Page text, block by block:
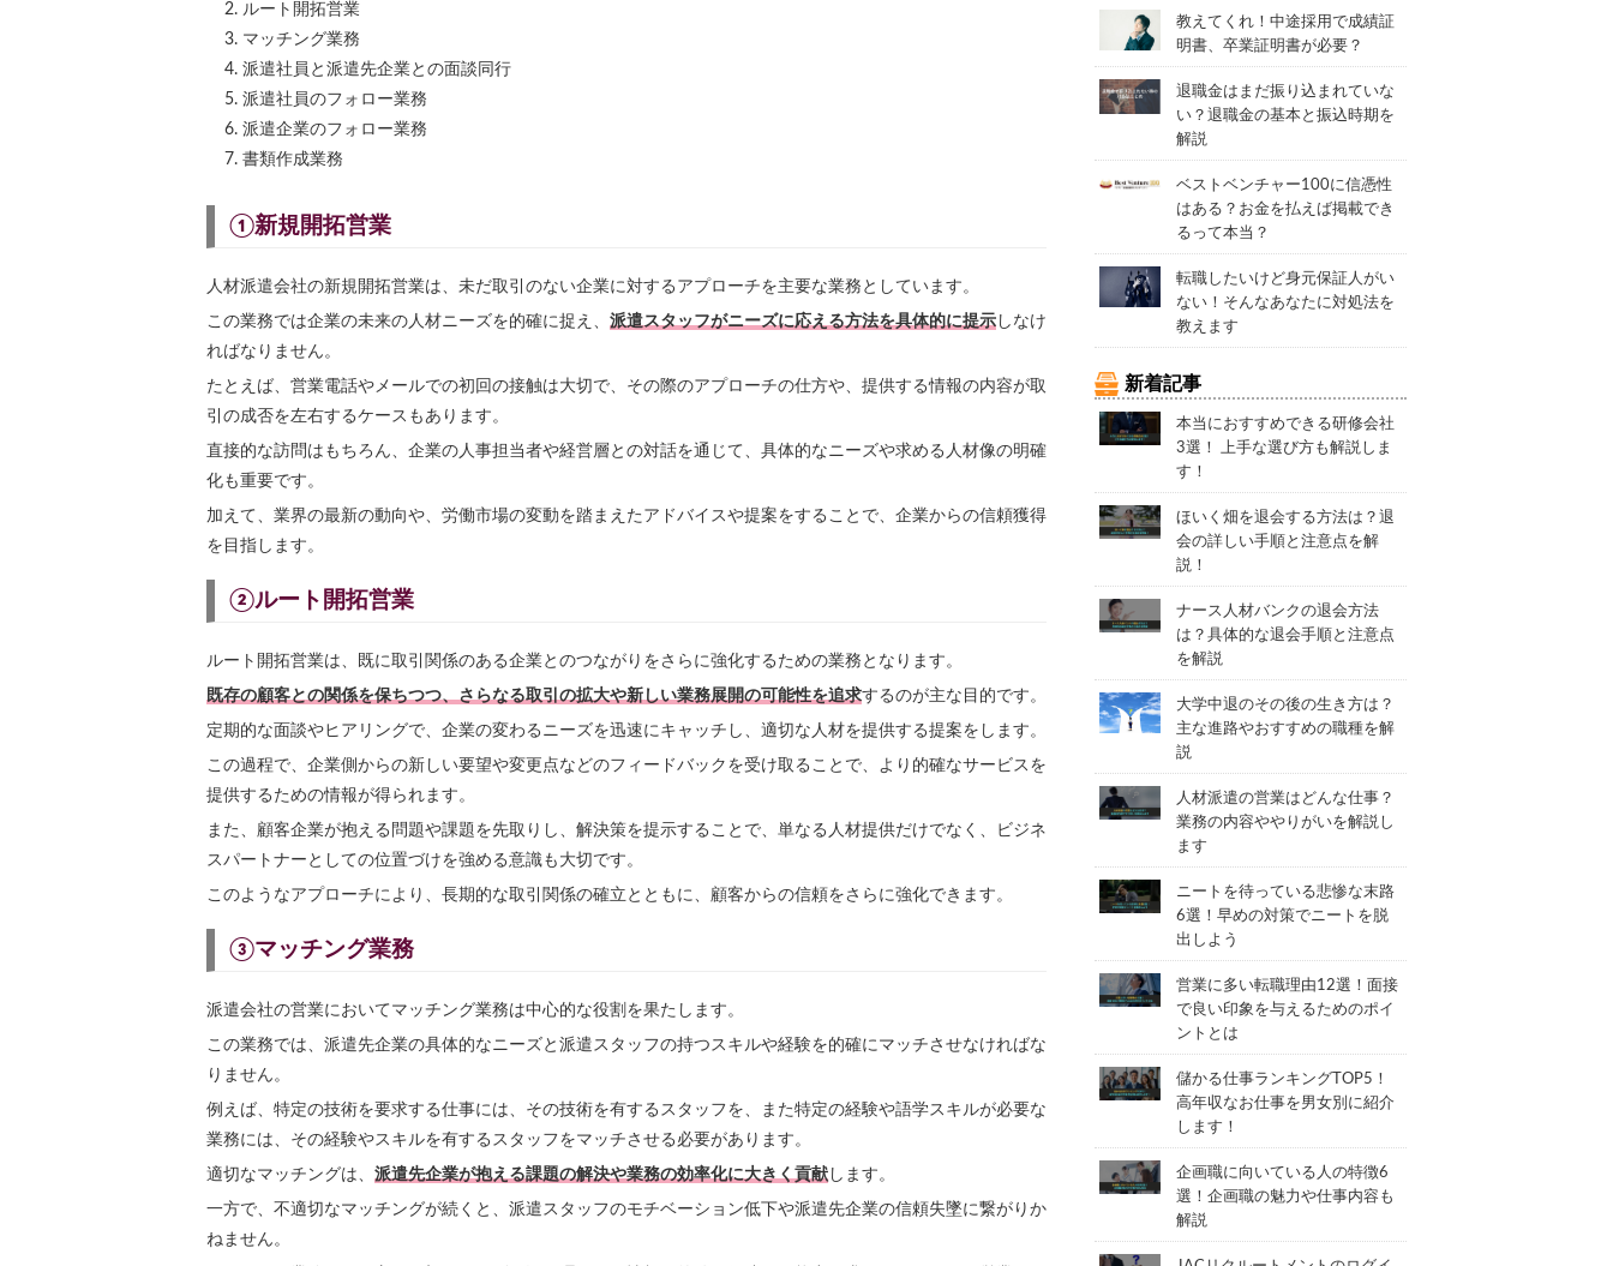
ルート開拓営業
マッチング業務
派遣社員と派遣先企業との面談同行
派遣社員のフォロー業務
派遣企業のフォロー業務
書類作成業務
①新規開拓営業
人材派遣会社の新規開拓営業は、未だ取引のない企業に対するアプローチを主要な業務としています。
この業務では企業の未来の人材ニーズを的確に捉え、 派遣スタッフがニーズに応える方法を具体的に提示 しなけ
ればなりません。
たとえば、営業電話やメールでの初回の接触は大切で、その際のアプローチの仕方や、提供する情報の内容が取
引の成否を左右するケースもあります。
直接的な訪問はもちろん、企業の人事担当者や経営層との対話を通じて、具体的なニーズや求める人材像の明確
化も重要です。
加えて、業界の最新の動向や、労働市場の変動を踏まえたアドバイスや提案をすることで、企業からの信頼獲得
を目指します。
②ルート開拓営業
ルート開拓営業は、既に取引関係のある企業とのつながりをさらに強化するための業務となります。
既存の顧客との関係を保ちつつ、さらなる取引の拡大や新しい業務展開の可能性を追求するのが主な目的です。
定期的な面談やヒアリングで、企業の変わるニーズを迅速にキャッチし、適切な人材を提供する提案をします。
この過程で、企業側からの新しい要望や変更点などのフィードバックを受け取ることで、より的確なサービスを
提供するための情報が得られます。
また、顧客企業が抱える問題や課題を先取りし、解決策を提示することで、単なる人材提供だけでなく、ビジネ
スパートナーとしての位置づけを強める意識も大切です。
このようなアプローチにより、長期的な取引関係の確立とともに、顧客からの信頼をさらに強化できます。
③マッチング業務
派遣会社の営業においてマッチング業務は中心的な役割を果たします。
この業務では、派遣先企業の具体的なニーズと派遣スタッフの持つスキルや経験を的確にマッチさせなければな
りません。
例えば、特定の技術を要求する仕事には、その技術を有するスタッフを、また特定の経験や語学スキルが必要な
業務には、その経験やスキルを有するスタッフをマッチさせる必要があります。
適切なマッチングは、 派遣先企業が抱える課題の解決や業務の効率化に大きく貢献 します。
一方で、不適切なマッチングが続くと、派遣スタッフのモチベーション低下や派遣先企業の信頼失墜に繋がりか
ねません。
教えてくれ！中途採用で成績証
明書、卒業証明書が必要？
退職金はまだ振り込まれていな
い？退職金の基本と振込時期を
解説
ベストベンチャー100に信憑性
はある？お金を払えば掲載でき
るって本当？
転職したいけど身元保証人がい
ない！そんなあなたに対処法を
教えます
新着記事
本当におすすめできる研修会社
3選！ 上手な選び方も解説しま
す！
ほいく畑を退会する方法は？退
会の詳しい手順と注意点を解
説！
ナース人材バンクの退会方法
は？具体的な退会手順と注意点
を解説
大学中退のその後の生き方は？
主な進路やおすすめの職種を解
説
人材派遣の営業はどんな仕事？
業務の内容ややりがいを解説し
ます
ニートを待っている悲惨な末路
6選！早めの対策でニートを脱
出しよう
営業に多い転職理由12選！面接
で良い印象を与えるためのポイ
ントとは
儲かる仕事ランキングTOP5！
高年収なお仕事を男女別に紹介
します！
企画職に向いている人の特徴6
選！企画職の魅力や仕事内容も
解説